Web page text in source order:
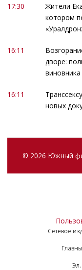
17:30
Жители
котором
16:11
дворе:
виновника
16:11
новых
© 2026 Южный
Сетевое
Эл.